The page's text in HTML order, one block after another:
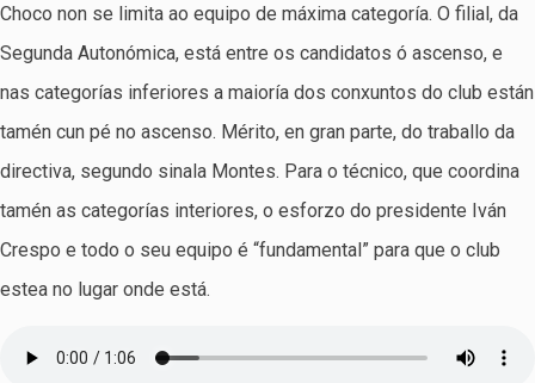
Choco non se limita ao equipo de máxima categoría. O filial, da
Segunda Autonómica, está entre os candidatos ó ascenso, e
nas categorías inferiores a maioría dos conxuntos do club están
tamén cun pé no ascenso. Mérito, en gran parte, do traballo da
directiva, segundo sinala Montes. Para o técnico, que coordina
tamén as categorías interiores, o esforzo do presidente Iván
Crespo e todo o seu equipo é “fundamental” para que o club
estea no lugar onde está.